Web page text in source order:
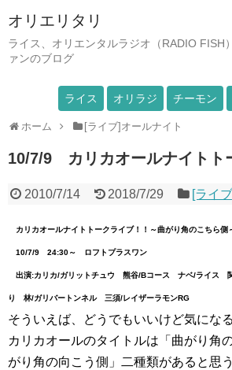
オリエリタリ
ライス、オリエンタルラジオ（RADIO FISH
ァンのブログ
ライス オリラジ チーモン
ホーム [ライブ]オールナイト
10/7/9 カリカオールナイトト
2010/7/14 2018/7/29 [ライ
カリカオールナイトトークライブ！！～曲がり角のこちら側
10/7/9 24:30～ ロフトプラスワン
出演:カリカ/ガリットチュウ 熊谷/Bコース ナベ/ライス
り 林/ガリバートンネル 三須/レイザーラモンRG
そういえば、どうでもいいけど気になる
カリカオールのタイトルは「曲がり角
がり角の向こう側」二種類があると思